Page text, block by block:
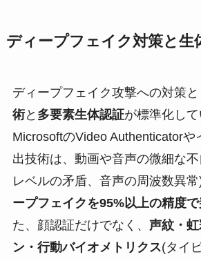
ディープフェイク対策と生
ディープフェイク攻撃への対策と
術と 多要素生体認証が標準化して
MicrosoftのVideo Authenticatorや
出技術は、動画や音声の微細な
レベルの矛盾、音声の周波数異常
ープフェイクを95%以上の精度で
た、顔認証だけでなく、 声紋・
ン・行動バイオメトリクス(タイ